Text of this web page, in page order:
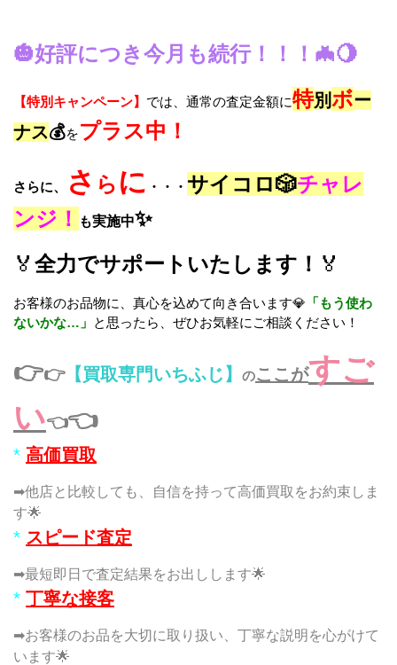
🎃好評につき今月も続行！！！🦇🌖
【特別キャンペーン】 では、通常の査定金額に特別ボー
ナス💰をプラス中！
さらに、 さ ら に ・・・ サイコロ🎲チャレ
ンジ！
も実施中✨
🏅 全力でサポートいたします！ 🏅
お客様のお品物に、真心を込めて向き合います💎 「もう使わ
ないかな…」 と思ったら、ぜひお気軽にご相談ください！
👉👉【買取専門いちふじ】 のここがすご
い👈👈
* 高価買取
➡他店と比較しても、自信を持って高価買取をお約束しま
す🌟
* スピード査定
➡最短即日で査定結果をお出しします🌟
* 丁寧な接客
➡お客様のお品を大切に取り扱い、丁寧な説明を心がけて
います🌟